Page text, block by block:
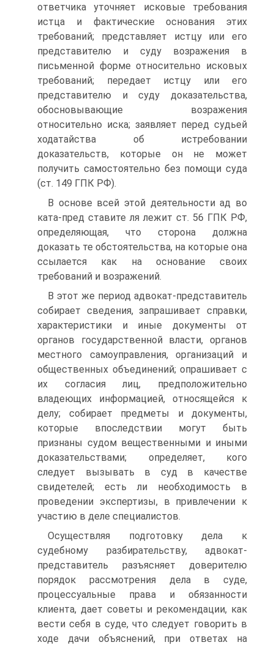
ответчика уточняет исковые требования
истца и фактические основания этих
требований; представляет истцу или его
представителю и суду возражения в
письменной форме относительно исковых
требований; передает истцу или его
представителю и суду доказательства,
обосновывающие возражения
относительно иска; заявляет перед судьей
ходатайства об истребовании
доказательств, которые он не может
получить самостоятельно без помощи суда
(ст. 149 ГПК РФ).
В основе всей этой деятельности ад во
ката-пред ставите ля лежит ст. 56 ГПК РФ,
определяющая, что сторона должна
доказать те обстоятельства, на которые она
ссылается как на основание своих
требований и возражений.
В этот же период адвокат-представитель
собирает сведения, запрашивает справки,
характеристики и иные документы от
органов государственной власти, органов
местного самоуправления, организаций и
общественных объединений; опрашивает с
их согласия лиц, предположительно
владеющих информацией, относящейся к
делу; собирает предметы и документы,
которые впоследствии могут быть
признаны судом вещественными и иными
доказательствами; определяет, кого
следует вызывать в суд в качестве
свидетелей; есть ли необходимость в
проведении экспертизы, в привлечении к
участию в деле специалистов.
Осуществляя подготовку дела к
судебному разбирательству, адвокат-
представитель разъясняет доверителю
порядок рассмотрения дела в суде,
процессуальные права и обязанности
клиента, дает советы и рекомендации, как
вести себя в суде, что следует говорить в
ходе дачи объяснений, при ответах на